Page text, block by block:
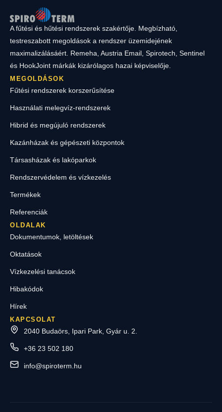
A fűtési és hűtési rendszerek szakértője. Megbízható,
testreszabott megoldások a rendszer üzemidejének
maximalizálásáért. Remeha, Austria Email, Spirotech, Sentinel
és HookJoint márkák kizárólagos hazai képviselője.
MEGOLDÁSOK
Fűtési rendszerek korszerűsítése
Használati melegvíz-rendszerek
Hibrid és megújuló rendszerek
Kazánházak és gépészeti központok
Társasházak és lakóparkok
Rendszervédelem és vízkezelés
Termékek
Referenciák
OLDALAK
Dokumentumok, letöltések
Oktatások
Vízkezelési tanácsok
Hibakódok
Hírek
KAPCSOLAT
2040 Budaörs, Ipari Park, Gyár u. 2.
+36 23 502 180
info@spiroterm.hu